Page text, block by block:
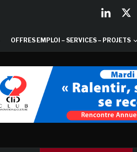
OFFRES EMPLOI – SERVICES – PROJETS